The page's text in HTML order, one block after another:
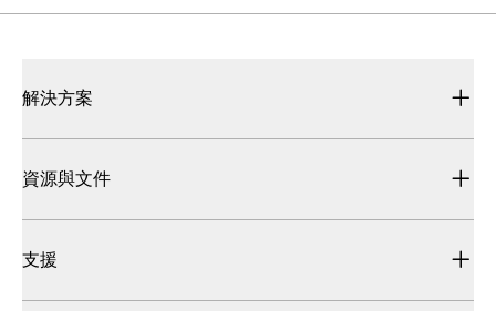
解決方案
資源與文件
支援